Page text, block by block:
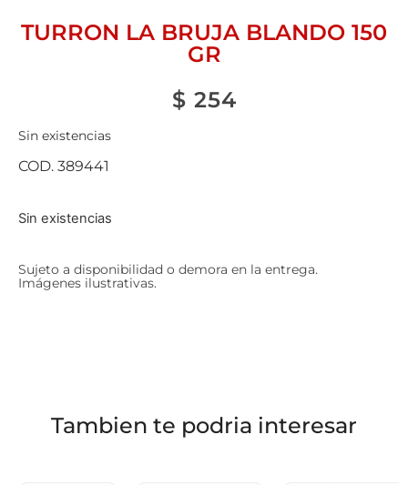
TURRON LA BRUJA BLANDO 150
GR
$ 254
Sin existencias
COD. 389441
Sin existencias
Sujeto a disponibilidad o demora en la entrega.
Imágenes ilustrativas.
Tambien te podria interesar